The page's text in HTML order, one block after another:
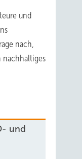
und
nach,
nachhaltiges
und